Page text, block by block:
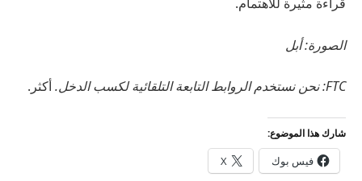
الصورة: أبل
FTC: نحن نستخدم الروابط التابعة التلقائية لكسب الدخل. أكثر.
شارك هذا الموضوع:
فيس بوك X